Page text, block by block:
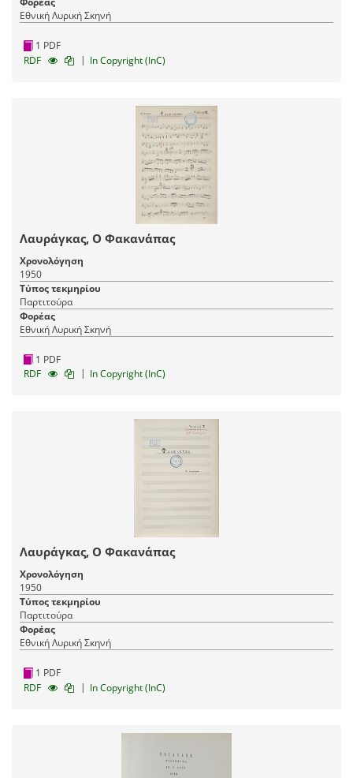
Εθνική Λυρική Σκηνή
1 PDF
RDF
| In Copyright (InC)
Λαυράγκας, Ο Φακανάπας
Χρονολόγηση
1950
Τύπος τεκμηρίου
Παρτιτούρα
Φορέας
Εθνική Λυρική Σκηνή
1 PDF
RDF
| In Copyright (InC)
Λαυράγκας, Ο Φακανάπας
Χρονολόγηση
1950
Τύπος τεκμηρίου
Παρτιτούρα
Φορέας
Εθνική Λυρική Σκηνή
1 PDF
RDF
| In Copyright (InC)